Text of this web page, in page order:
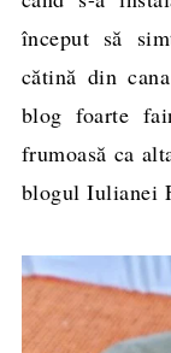
început să
cătină din
blog foarte
frumoasă ca
blogul Iulianei